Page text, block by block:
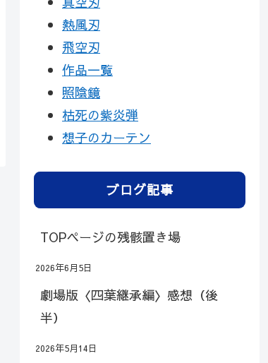
熱風刃
飛空刃
作品一覧
照陰鏡
枯死の紫炎弾
想子のカーテン
ブログ記事
TOPページの残骸置き場
2026年6月5日
劇場版〈四葉継承編〉感想（後
半）
2026年5月14日